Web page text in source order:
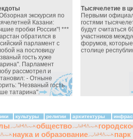
экскурсия по
Казани:
пробки России"! ***
обратился в
парламент с
на пословицу
гость хуже
Парламент
рассмотрел и
- Отныне
"Незваный гость
татарина".
Тысячелетие в
Первыми
гостями
будут считаться
участников
форумов,
столице
культуры религии архитектуры
общество
наука и образование
парк